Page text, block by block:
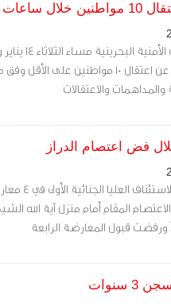
ساعات
واسعة أسفرت عن اعتقال 10
والمداهمات والاعتقالات
قبول المعارضة الرابعة